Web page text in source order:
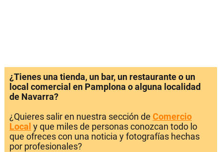
¿Tienes una tienda, un bar, un restaurante o un
local comercial en Pamplona o alguna localidad
de Navarra?
¿Quieres salir en nuestra sección de Comercio
Local y que miles de personas conozcan todo lo
que ofreces con una noticia y fotografías hechas
por profesionales?